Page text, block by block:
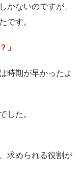
かないのですが、
です。
」
時期が早かったよ
した。
求められる役割が